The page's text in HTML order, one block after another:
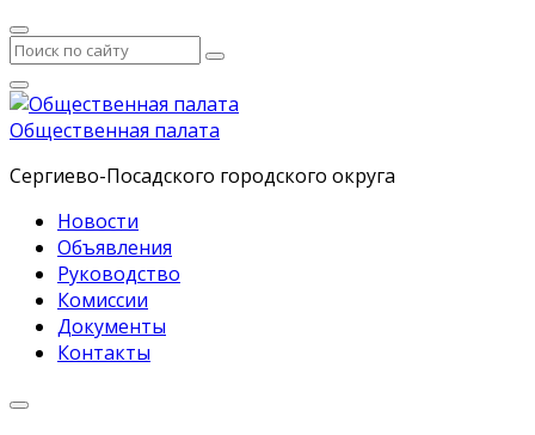
Общественная палата
Сергиево-Посадского городского округа
Новости
Объявления
Руководство
Комиссии
Документы
Контакты